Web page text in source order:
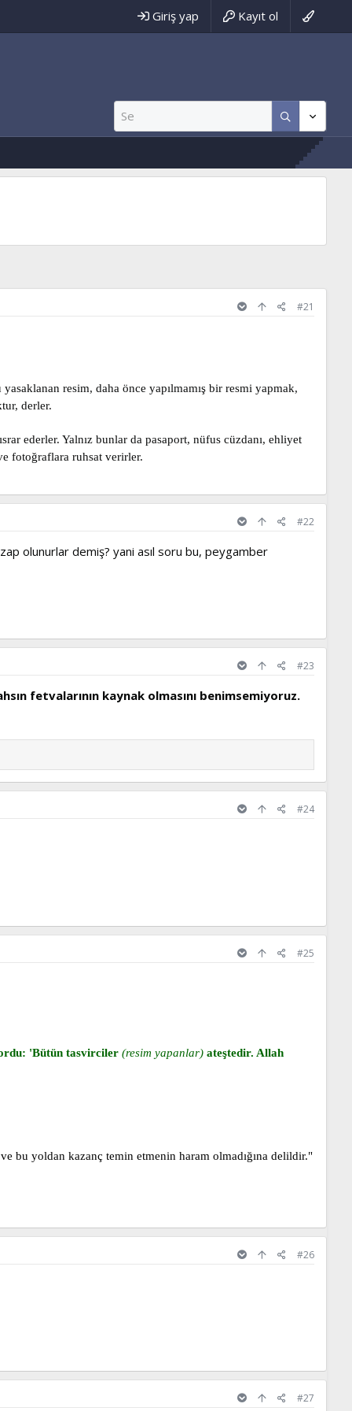
Giriş yap Kayıt ol
#21
resim, daha önce yapılmamış bir resmi yapmak,
derler.
ederler. Yalnız bunlar da pasaport, nüfus cüzdanı, ehliyet
fotoğraflara ruhsat verirler.
#22
olunurlar demiş? yani asıl soru bu, peygamber
#23
fetvalarının kaynak olmasını benimsemiyoruz.
#24
#25
'Bütün tasvirciler (resim yapanlar) ateştedir. Allah
bu yoldan kazanç temin etmenin haram olmadığına delildir."
#26
#27